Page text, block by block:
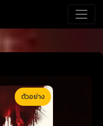
ตัวอย่าง